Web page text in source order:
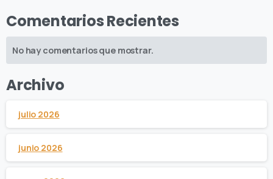
Comentarios Recientes
No hay comentarios que mostrar.
Archivo
julio 2026
junio 2026